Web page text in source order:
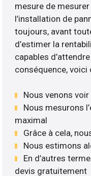
mesure de
l’installation de
toujours, avant
d’estimer la
capables
conséquence,
Nous venons
Nous mesurons
maximal
Grâce à cela,
Nous estimons
En d’autres
devis gratuitement